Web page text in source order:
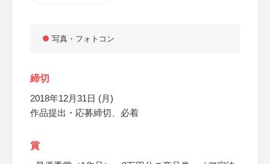
写真・フォトコン
締切
2018年12月31日 (月)
作品提出・応募締切、必着
賞